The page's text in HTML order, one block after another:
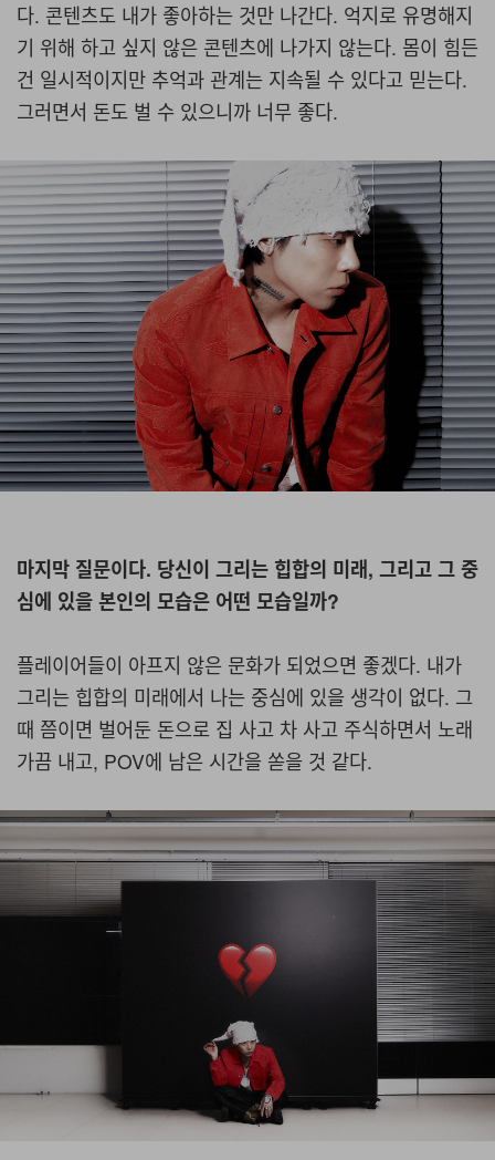
다. 콘텐츠도 내가 좋아하는 것만 나간다. 억지로 유명해지
기 위해 하고 싶지 않은 콘텐츠에 나가지 않는다. 몸이 힘든
건 일시적이지만 추억과 관계는 지속될 수 있다고 믿는다.
그러면서 돈도 벌 수 있으니까 너무 좋다.
마지막 질문이다. 당신이 그리는 힙합의 미래, 그리고 그 중
심에 있을 본인의 모습은 어떤 모습일까?
플레이어들이 아프지 않은 문화가 되었으면 좋겠다. 내가
그리는 힙합의 미래에서 나는 중심에 있을 생각이 없다. 그
때 쯤이면 벌어둔 돈으로 집 사고 차 사고 주식하면서 노래
가끔 내고, POV에 남은 시간을 쏟을 것 같다.